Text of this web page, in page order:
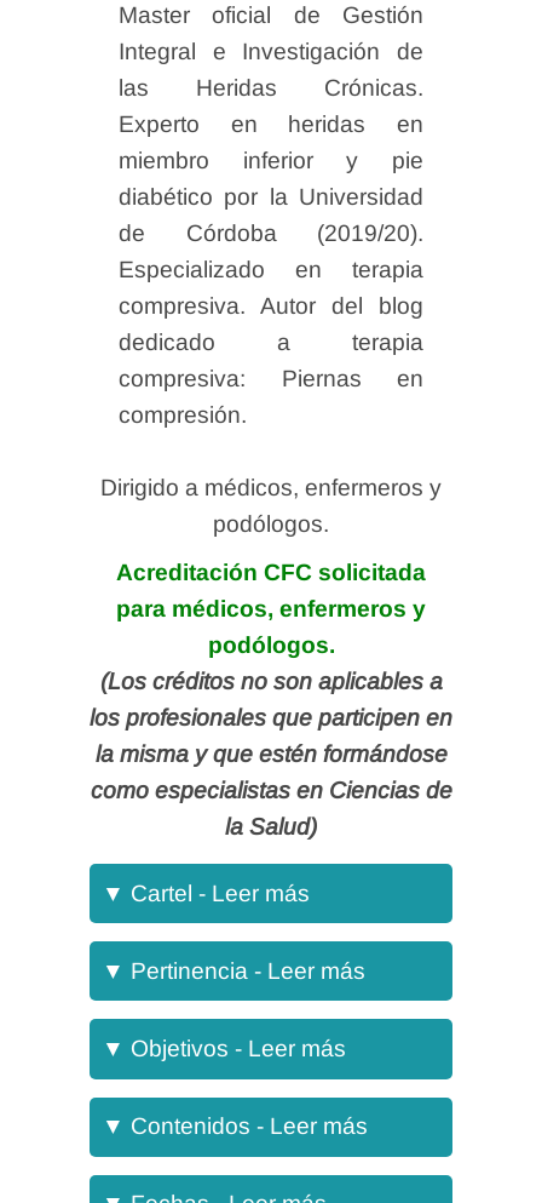
Master oficial de Gestión
Integral e Investigación de
las Heridas Crónicas.
Experto en heridas en
miembro inferior y pie
diabético por la Universidad
de Córdoba (2019/20).
Especializado en terapia
compresiva. Autor del blog
dedicado a terapia
compresiva: Piernas en
compresión.
Dirigido a médicos, enfermeros y
podólogos.
Acreditación CFC solicitada
para médicos, enfermeros y
podólogos.
(Los créditos no son aplicables a
los profesionales que participen en
la misma y que estén formándose
como especialistas en Ciencias de
la Salud)
▼ Cartel - Leer más
Las lesiones vasculares de
miembros inferiores y las heridas
asociadas a alteraciones de
perfusión tisular constituyen uno
de los mayores retos asistenciales
en atención primaria, hospitalaria y
unidades especializadas, debido a
▼ Pertinencia - Leer más
Objetivo general
para conocer las claves para un
abordaje clínico avanzado,
▼ Objetivos - Leer más
Viernes, 10 de abril de 2026
De 10:00 a 14:00 h.Manejo
▼ Contenidos - Leer más